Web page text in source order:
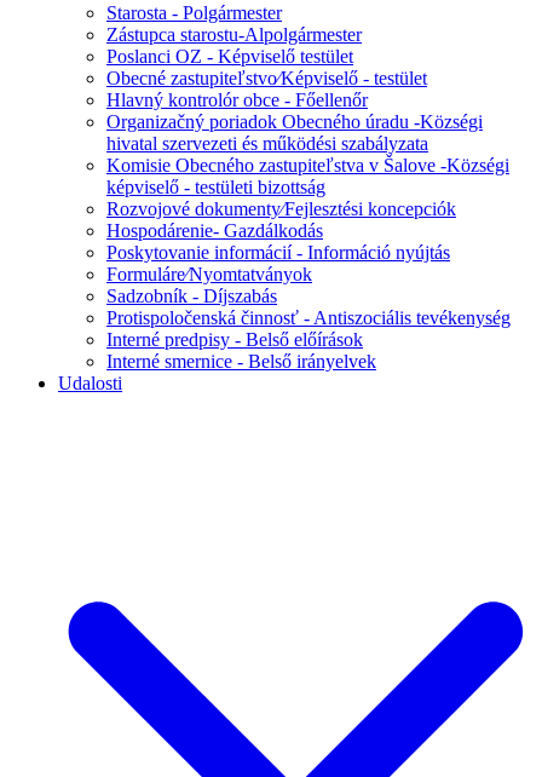
Starosta - Polgármester
Zástupca starostu-Alpolgármester
Poslanci OZ - Képviselő testület
Obecné zastupiteľstvo⁄Képviselő - testület
Hlavný kontrolór obce - Főellenőr
Organizačný poriadok Obecného úradu -Községi
hivatal szervezeti és működési szabályzata
Komisie Obecného zastupiteľstva v Šalove -Községi
képviselő - testületi bizottság
Rozvojové dokumenty⁄Fejlesztési koncepciók
Hospodárenie- Gazdálkodás
Poskytovanie informácií - Információ nyújtás
Formuláre⁄Nyomtatványok
Sadzobník - Díjszabás
Protispoločenská činnosť - Antiszociális tevékenység
Interné predpisy - Belső előírások
Interné smernice - Belső irányelvek
Udalosti